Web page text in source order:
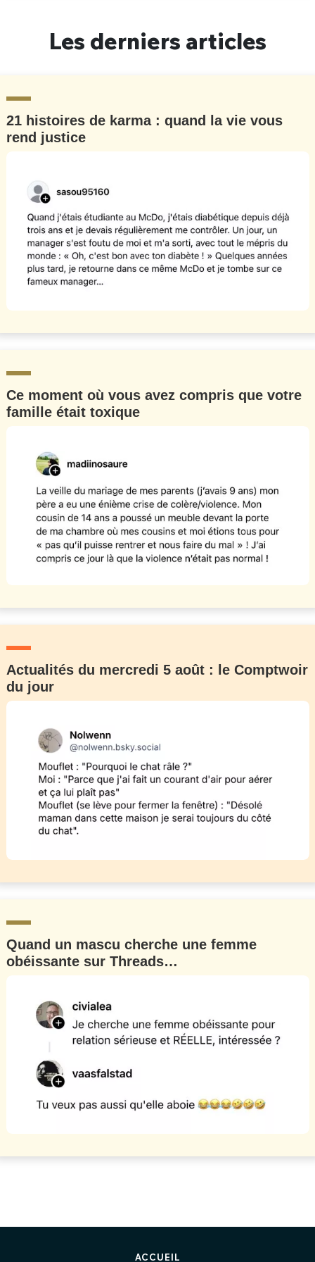
Les derniers articles
21 histoires de karma : quand la vie vous
rend justice
Ce moment où vous avez compris que votre
famille était toxique
Actualités du mercredi 5 août : le Comptwoir
du jour
Quand un mascu cherche une femme
obéissante sur Threads…
ACCUEIL
Un Thread